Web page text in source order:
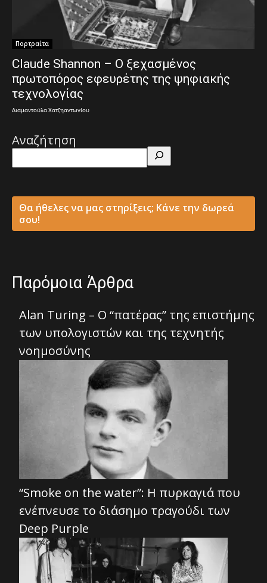
Πορτραίτα
Claude Shannon – Ο ξεχασμένος
πρωτοπόρος εφευρέτης της ψηφιακής
τεχνολογίας
Διαμαντούλα Χατζηαντωνίου
Αναζήτηση
Θα ήθελες να μας στηρίξεις; Κάνε την δωρεά
σου!
Παρόμοια Άρθρα
Alan Turing – Ο “πατέρας” της επιστήμης
των υπολογιστών και της τεχνητής
νοημοσύνης
“Smoke on the water”: Η πυρκαγιά που
ενέπνευσε το διάσημο τραγούδι των
Deep Purple